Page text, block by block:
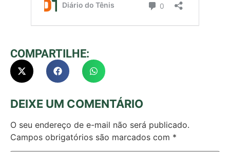
COMPARTILHE:
DEIXE UM COMENTÁRIO
O seu endereço de e-mail não será publicado.
Campos obrigatórios são marcados com *